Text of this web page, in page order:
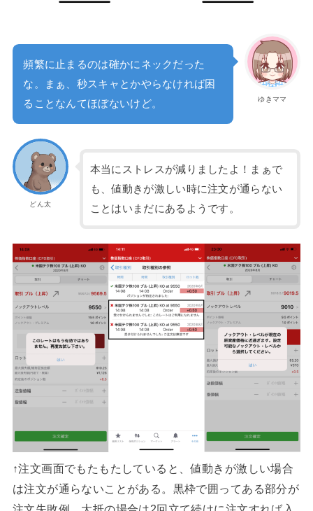
ゆきママ
頻繁に止まるのは確かにネックだった
な。まぁ、秒スキャとかやらなければ困
ることなんてほぼないけど。
どん太
本当にストレスが減りましたよ！まぁで
も、値動きが激しい時に注文が通らない
ことはいまだにあるようです。
↑注文画面でもたもたしていると、値動きが激しい場合
は注文が通らないことがある。黒枠で囲ってある部分が